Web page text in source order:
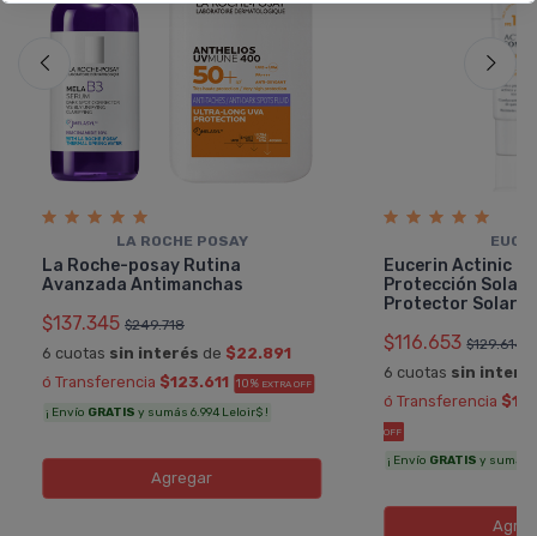
LA ROCHE POSAY
La Roche-posay Rutina
Avanzada Antimanchas
$137.345 $249.718
6 cuotas sin interés de $22.891
ó Transferencia $123.611 10% EXTRA OFF
¡ Envío GRATIS y sumás 6.994 Leloir$ !
Agregar
Eucerin Actinic
Protección Solar
Protector Solar
$116.653 $129.614
6 cuotas sin
ó Transferencia
OFF
¡ Envío GRATIS y sumás